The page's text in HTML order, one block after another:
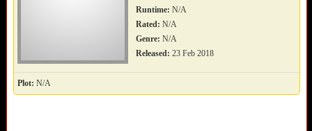
Runtime: N/A
Rated: N/A
Genre: N/A
Released: 23 Feb 2018
Plot: N/A